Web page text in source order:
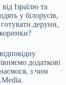
Ізраїлю та
у білорусів,
деруни,
додаткові
з чим